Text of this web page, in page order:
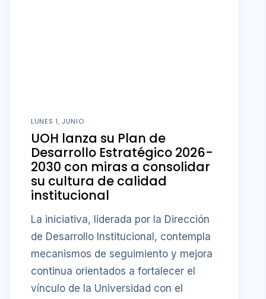
LUNES 1, JUNIO
UOH lanza su Plan de
Desarrollo Estratégico 2026-
2030 con miras a consolidar
su cultura de calidad
institucional
La iniciativa, liderada por la Dirección
de Desarrollo Institucional, contempla
mecanismos de seguimiento y mejora
continua orientados a fortalecer el
vínculo de la Universidad con el